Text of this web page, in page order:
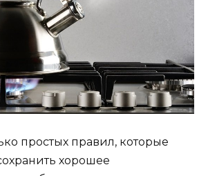
простых правил, которые
хорошее